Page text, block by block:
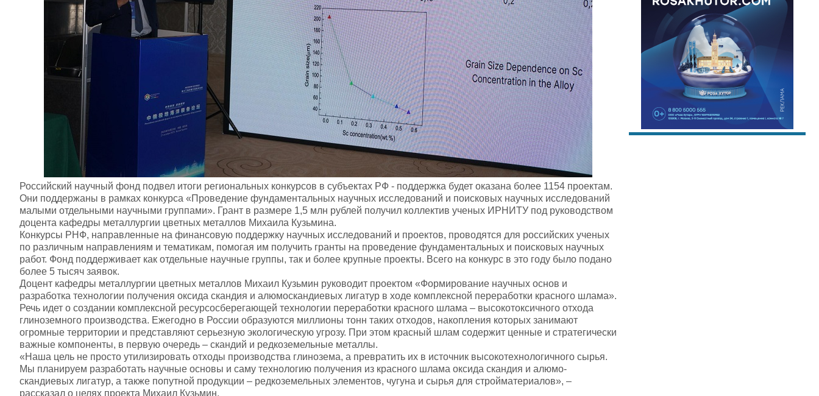
Российский научный фонд подвел итоги региональных конкурсов в субъектах РФ - поддержка будет оказана более 1154 проектам.
Они поддержаны в рамках конкурса «Проведение фундаментальных научных исследований и поисковых научных исследований
малыми отдельными научными группами». Грант в размере 1,5 млн рублей получил коллектив ученых ИРНИТУ под руководством
доцента кафедры металлургии цветных металлов Михаила Кузьмина.
Конкурсы РНФ, направленные на финансовую поддержку научных исследований и проектов, проводятся для российских ученых
по различным направлениям и тематикам, помогая им получить гранты на проведение фундаментальных и поисковых научных
работ. Фонд поддерживает как отдельные научные группы, так и более крупные проекты. Всего на конкурс в это году было подано
более 5 тысяч заявок.
Доцент кафедры металлургии цветных металлов Михаил Кузьмин руководит проектом «Формирование научных основ и
разработка технологии получения оксида скандия и алюмоскандиевых лигатур в ходе комплексной переработки красного шлама».
Речь идет о создании комплексной ресурсосберегающей технологии переработки красного шлама – высокотоксичного отхода
глиноземного производства. Ежегодно в России образуются миллионы тонн таких отходов, накопления которых занимают
огромные территории и представляют серьезную экологическую угрозу. При этом красный шлам содержит ценные и стратегически
важные компоненты, в первую очередь – скандий и редкоземельные металлы.
«Наша цель не просто утилизировать отходы производства глинозема, а превратить их в источник высокотехнологичного сырья.
Мы планируем разработать научные основы и саму технологию получения из красного шлама оксида скандия и алюмо-
скандиевых лигатур, а также попутной продукции – редкоземельных элементов, чугуна и сырья для стройматериалов», –
рассказал о целях проекта Михаил Кузьмин.